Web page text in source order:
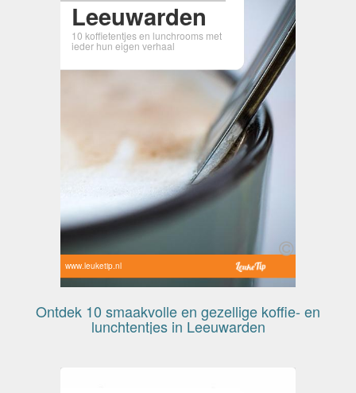
Leeuwarden
10 koffietentjes en lunchrooms met
ieder hun eigen verhaal
www.leuketip.nl
Ontdek 10 smaakvolle en gezellige koffie- en
lunchtentjes in Leeuwarden